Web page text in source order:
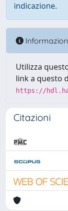
indicazione.
Utilizza
link a questo
https://
Citazioni